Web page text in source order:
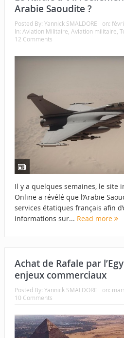
Arabie Saoudite ?
Posted By: Yannick SMALDORE on:
In: Aviation Militaire Aviation militaire
12 Comments
Il y a quelques semaines, le site
Online a révélé que l’Arabie
services étatiques français afin
informations sur... Read more
Achat de Rafale par
enjeux commerciaux
Posted By: Yannick SMALDORE on:
10 Comments